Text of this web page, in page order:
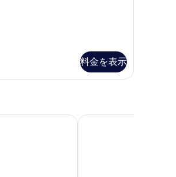
料金を表示
テル コングレス & スパエッセンス イン マリ